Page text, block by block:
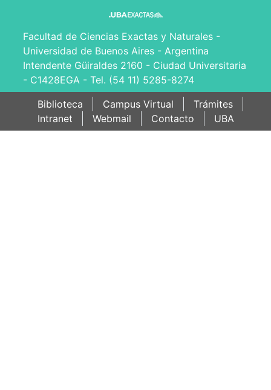
Facultad de Ciencias Exactas y Naturales -
Universidad de Buenos Aires - Argentina
Intendente Güiraldes 2160 - Ciudad Universitaria
- C1428EGA - Tel. (54 11) 5285-8274
Biblioteca
Campus Virtual
Trámites
Intranet
Webmail Contacto UBA